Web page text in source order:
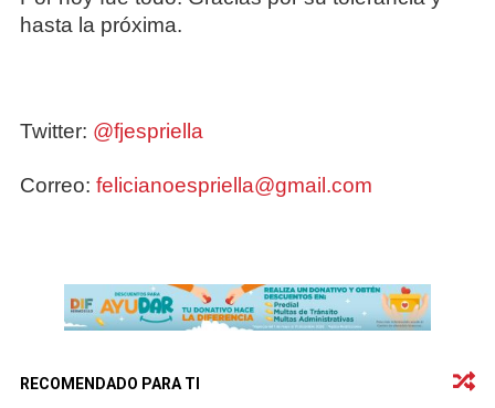
hasta la próxima.
Twitter: @fjespriella
Correo: felicianoespriella@gmail.com
RECOMENDADO PARA TI